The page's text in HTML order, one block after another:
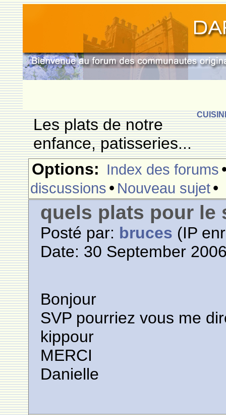
Les plats de notre
enfance, patisseries...
Options: Index des forums
discussions • Nouveau sujet•
quels plats pour le
Posté par: bruces (IP
Date: 30 September
Bonjour
SVP pourriez vous me
kippour
MERCI
Danielle